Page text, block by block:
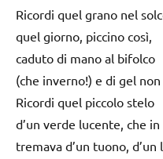
Ricordi quel grano nel
quel giorno, piccino così,
caduto di mano al bifolco
(che inverno!) e di gel
Ricordi quel piccolo stelo
d’un verde lucente, che
tremava d’un tuono, d’un